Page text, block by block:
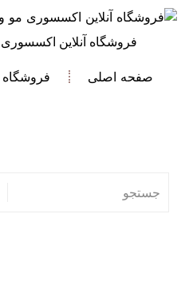
فروشگاه آنلاین اکسسوری
صفحه اصلی فروشگاه